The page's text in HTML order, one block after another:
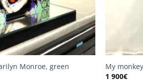
Monroe, green
My
1 900€